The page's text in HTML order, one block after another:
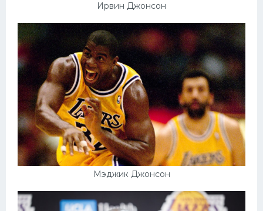
Ирвин Джонсон
Мэджик Джонсон